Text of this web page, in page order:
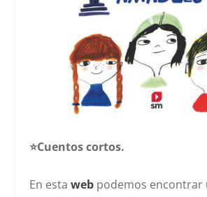
⭐️Cuentos cortos.
En estaweb podemos encontrar